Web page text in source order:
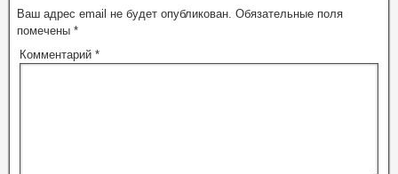
Ваш адрес email не будет опубликован. Обязательные поля
помечены *
Комментарий *